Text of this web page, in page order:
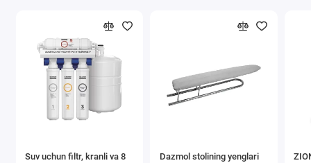
Suv uchun filtr, kranli va 8
Dazmol stolining yenglari